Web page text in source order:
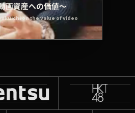
画資産への価値〜
on the value of video